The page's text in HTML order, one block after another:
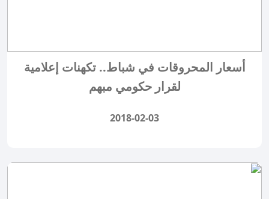
أسعار المحروقات في شباط.. تكهنات إعلامية
لقرار حكومي مبهم
2018-02-03